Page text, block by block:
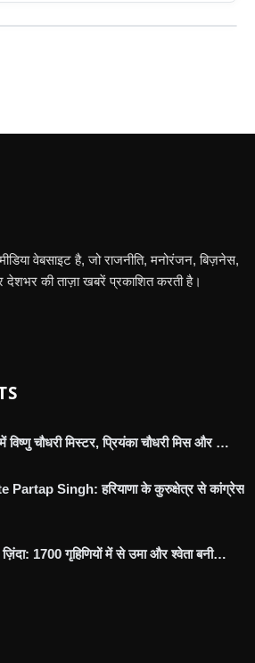
वेबसाइट है, जो राजनीति, मनोरंजन, बिज़नेस,
देशभर की ताज़ा खबरें प्रकाशित करती है।
में विष्णु चौधरी मिस्टर, प्रियंका चौधरी मिस और …
Singh: हरियाणा के कुरुक्षेत्र से कांग्रेस
1700 गृहिणियों में से उमा और श्वेता बनी…